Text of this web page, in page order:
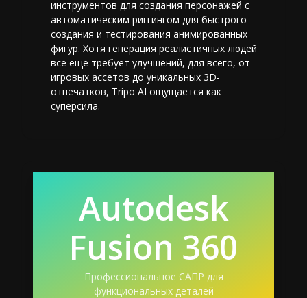
инструментов для создания персонажей с
автоматическим риггингом для быстрого
создания и тестирования анимированных
фигур. Хотя генерация реалистичных людей
все еще требует улучшений, для всего, от
игровых ассетов до уникальных 3D-
отпечатков, Tripo AI ощущается как
суперсила.
Autodesk
Fusion 360
Профессиональное САПР для
функциональных деталей